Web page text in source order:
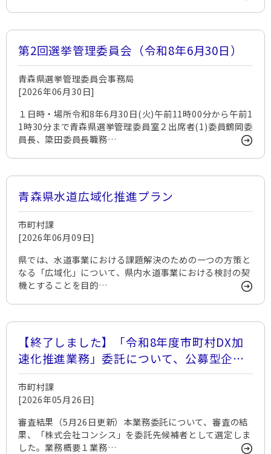
第2回選挙管理委員会（令和8年6月30日）
青森県選挙管理委員会事務局
[2026年06月30日]
１日時・場所令和8年6月30日(火)午前11時00分から午前1
1時30分まで青森県選挙管理委員室２出席者(1)委員鶴岡委
員長、簗田委員長職務…
青森県水道広域化推進プラン
市町村課
[2026年06月09日]
県では、水道事業における課題解決のための一つの方策と
なる「広域化」について、県内水道事業における検討の契
機とすることを目的…
【終了しました】「令和8年度市町村DX加
速化推進業務」委託について、公募型企画
提案により実施します。
市町村課
[2026年05月26日]
審査結果（5月26日更新）本業務委託について、審査の結
果、「株式会社コンシス」を委託先候補者として選定しま
した。業務概要１業務…